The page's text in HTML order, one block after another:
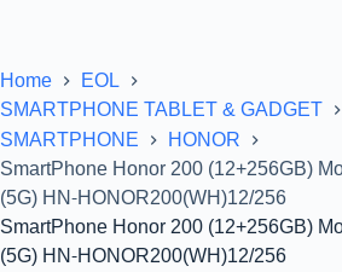
Home
EOL
SMARTPHONE TABLET & GADGET
SMARTPHONE
HONOR
SmartPhone Honor 200 (12+256GB)
(5G) HN-HONOR200(WH)12/256
SmartPhone Honor 200 (12+256GB)
(5G) HN-HONOR200(WH)12/256